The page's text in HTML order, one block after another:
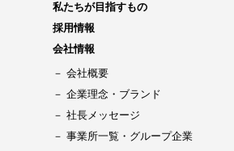
私たちが目指すもの
採用情報
会社情報
会社概要
企業理念・ブランド
社長メッセージ
事業所一覧・グループ企業